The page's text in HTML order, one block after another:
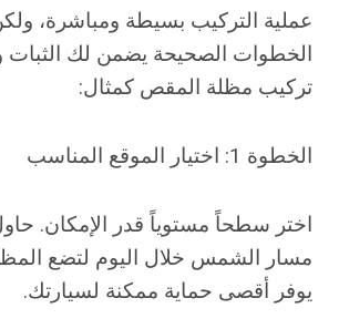
عملية التركيب بسيطة ومباشرة،
الخطوات الصحيحة يضمن لك الثبات
تركيب مظلة المقص كمثال:
الخطوة 1: اختيار الموقع المناسب
اختر سطحاً مستوياً قدر الإمكان.
مسار الشمس خلال اليوم لتضع
يوفر أقصى حماية ممكنة لسيارتك.